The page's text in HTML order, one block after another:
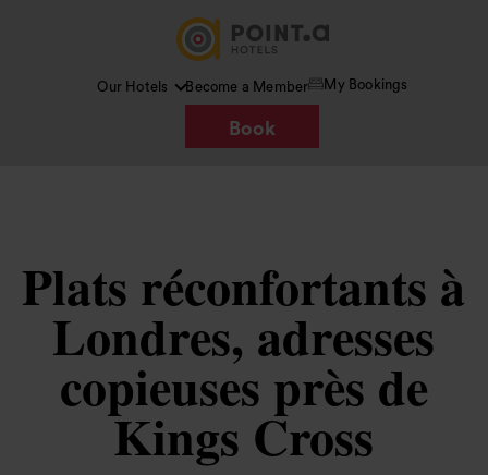
Our Hotels Become a Member My Bookings
Book
Plats réconfortants à
Londres, adresses
copieuses près de
Kings Cross